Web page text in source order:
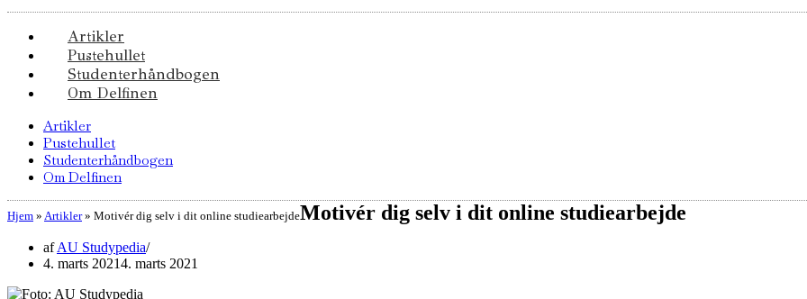
Artikler
Pustehullet
Studenterhåndbogen
Om Delfinen
Artikler
Pustehullet
Studenterhåndbogen
Om Delfinen
Hjem » Artikler» Motivér dig selv i dit online studiearbejdeMotivér dig selv i dit online studiearbejde
afAU Studypedia
4. marts 20214. marts 2021